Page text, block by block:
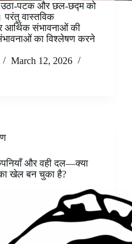
उठा-पटक और छल-छद्म को
वास्तविक
आर्थिक संभावनाओं की
का विश्लेषण करने
March 12, 2026
और वही दल—क्या
खेल बन चुका है?